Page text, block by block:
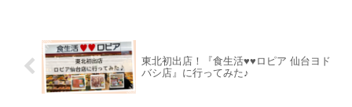
東北初出店！『食生活♥♥ロピア 仙台ヨド
バシ店』に行ってみた♪